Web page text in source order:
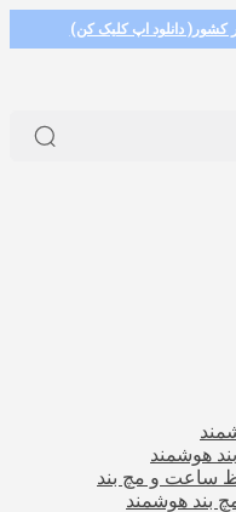
کشور( دانلود اپ کلیک کن)
هوشمند
ساعت و مچ بند
بند هوشمند